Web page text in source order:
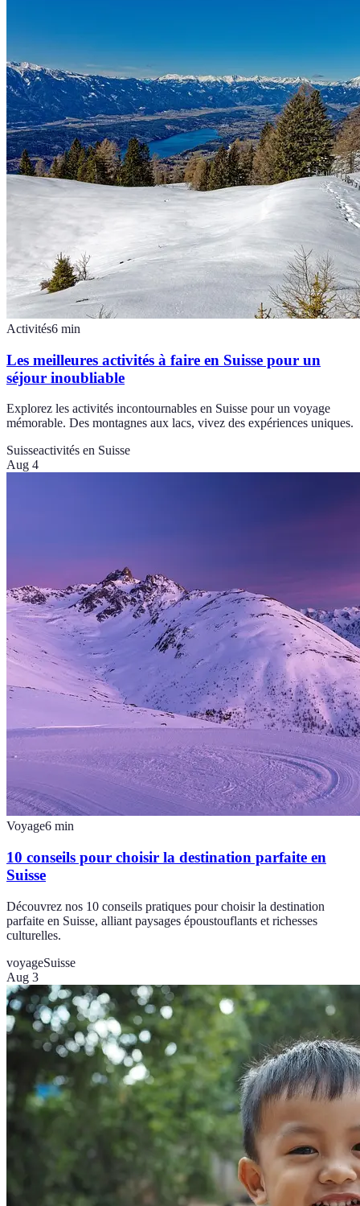
Activités6 min
Les meilleures activités à faire en Suisse pour un
séjour inoubliable
Explorez les activités incontournables en Suisse pour un voyage
mémorable. Des montagnes aux lacs, vivez des expériences uniques.
Suisseactivités en Suisse
Aug 4
Voyage6 min
10 conseils pour choisir la destination parfaite en
Suisse
Découvrez nos 10 conseils pratiques pour choisir la destination
parfaite en Suisse, alliant paysages époustouflants et richesses
culturelles.
voyageSuisse
Aug 3